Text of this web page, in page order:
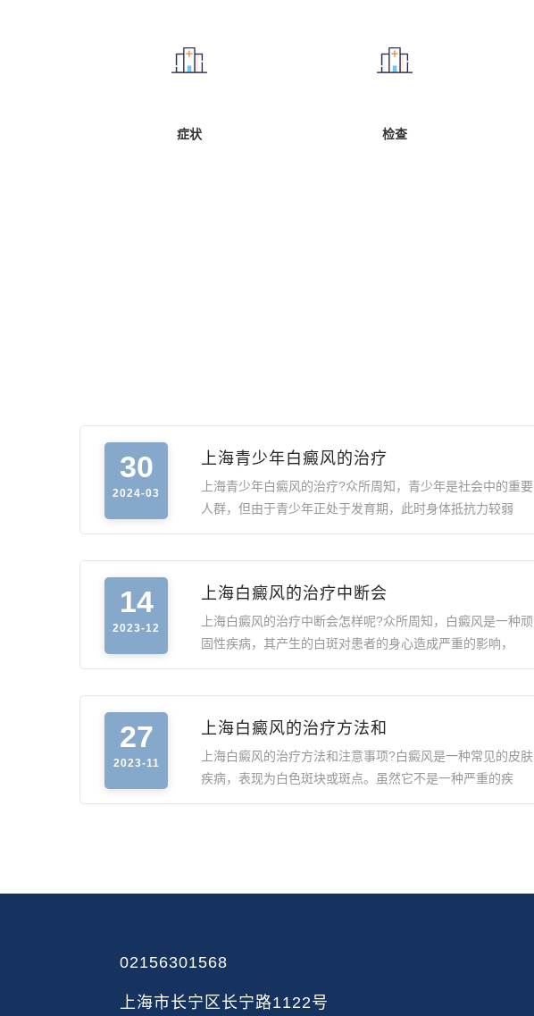
症状 检查
30
2024-03
上海青少年白癜风的治疗
上海青少年白癜风的治疗?众所周知，青少年是社会中的重要
人群，但由于青少年正处于发育期，此时身体抵抗力较弱
14
2023-12
上海白癜风的治疗中断会
上海白癜风的治疗中断会怎样呢?众所周知，白癜风是一种顽
固性疾病，其产生的白斑对患者的身心造成严重的影响，
27
2023-11
上海白癜风的治疗方法和
上海白癜风的治疗方法和注意事项?白癜风是一种常见的皮肤
疾病，表现为白色斑块或斑点。虽然它不是一种严重的疾
02156301568
上海市长宁区长宁路1122号